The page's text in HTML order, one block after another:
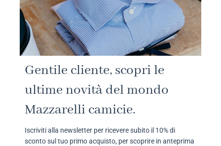
Gentile cliente, scopri le
ultime novità del mondo
Mazzarelli camicie.
Iscriviti alla newsletter per ricevere subito il 10% di
sconto sul tuo primo acquisto, per scoprire in anteprima